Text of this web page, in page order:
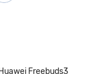
Freebuds3